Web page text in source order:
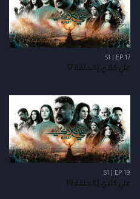
S1 | EP 17
علي كلاي | الحلقة 17
S1 | EP 19
علي كلاي | الحلقة 19